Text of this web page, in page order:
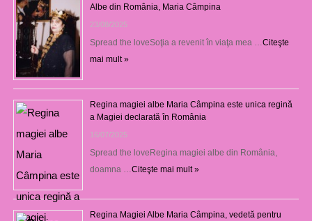
Albe din România, Maria Câmpina
23/08/2025
Spread the loveSoţia a revenit în viaţa mea … Citeşte
mai mult »
Regina magiei albe Maria Câmpina este unica regină
a Magiei declarată în România
16/07/2025
Spread the loveRegina magiei albe din România,
doamna … Citeşte mai mult »
Regina Magiei Albe Maria Câmpina, vedetă pentru